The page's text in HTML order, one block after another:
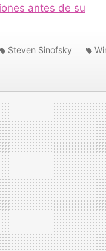
antes de su
Steven Sinofsky